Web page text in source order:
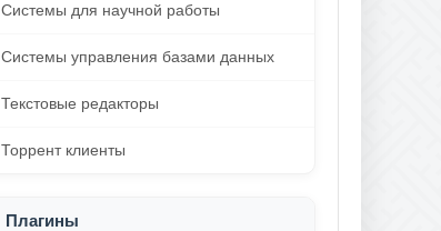
Системы для научной работы
Системы управления базами данных
Текстовые редакторы
Торрент клиенты
Плагины